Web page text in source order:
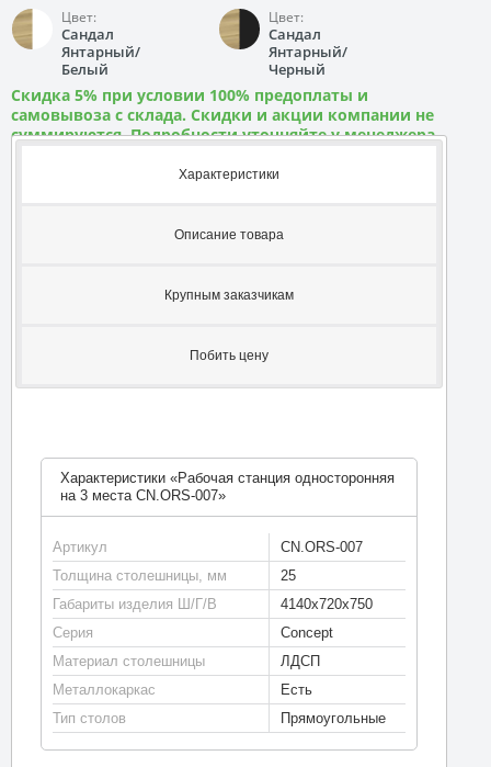
Цвет:
Сандал
Янтарный/
Белый
Цвет:
Сандал
Янтарный/
Черный
Скидка 5% при условии 100% предоплаты и
самовывоза с склада. Скидки и акции компании не
суммируются. Подробности уточняйте у менеджера
Характеристики
Описание товара
Крупным заказчикам
Побить цену
Характеристики «Рабочая станция односторонняя
на 3 места CN.ORS-007»
Артикул
CN.ORS-007
Толщина столешницы, мм
25
Габариты изделия Ш/Г/В
4140х720х750
Серия
Concept
Материал столешницы
ЛДСП
Металлокаркас
Есть
Тип столов
Прямоугольные